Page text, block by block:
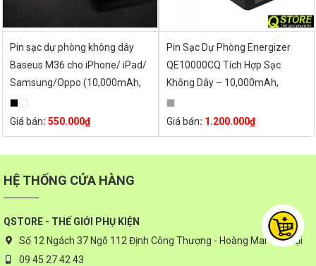
Pin sạc dự phòng không dây
Baseus M36 cho iPhone/ iPad/
Samsung/Oppo (10,000mAh,
2.1A, 5W Qi Wireless Charger,
LED, 2 USB Port)
Giá bán: 550.000₫
Pin Sạc Dự Phòng Energizer
QE10000CQ Tích Hợp Sạc
Không Dây – 10,000mAh,
QC3.0, USB-C PD
Giá bán: 1.200.000₫
HỆ THỐNG CỬA HÀNG
QSTORE - THẾ GIỚI PHỤ KIỆN
Số 12 Ngách 37 Ngõ 112 Định Công Thượng - Hoàng Mai - Hà Nội
09 45 27 42 43